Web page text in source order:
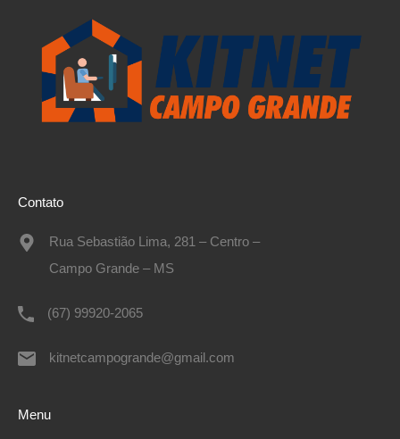
Contato
Rua Sebastião Lima, 281 – Centro –
Campo Grande – MS
(67) 99920-2065
kitnetcampogrande@gmail.com
Menu